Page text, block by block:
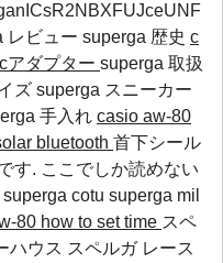
レビュー superga 歴史 c
アダプター superga 取扱
ズ superga スニーカー
手入れ casio aw-80
bluetooth 首下シール
す. ここでしか読めない
superga cotu superga mil
80 how to set time スペ
ハウス スペルガ レース